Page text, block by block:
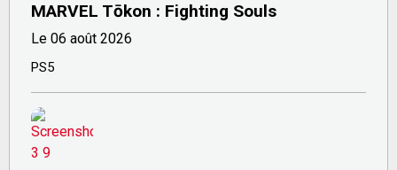
MARVEL Tōkon : Fighting Souls
Le 06 août 2026
PS5